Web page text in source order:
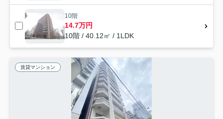
10階
14.7万円
10階 / 40.12㎡ / 1LDK
賃貸マンション